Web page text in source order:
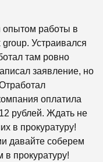
опытом работы в
Устраивался
там ровно
заявление, но
оплатила
рублей. Ждать не
в прокуратуру!
давайте соберем
в прокуратуру!